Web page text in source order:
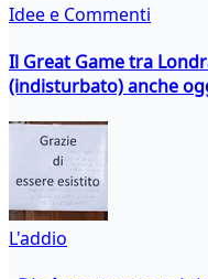
Idee e Commenti
Il Great Game tra
(indisturbato) anche
L'addio